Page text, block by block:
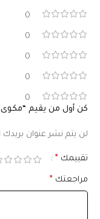
0
0
0
0
0
كن أول من يقيم “مكوى
لن يتم نشر عنوان بريدك
تقييمك *
مراجعتك *